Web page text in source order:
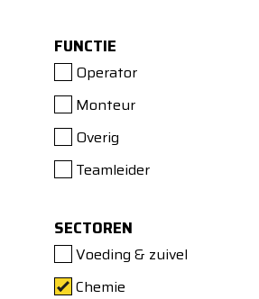
FUNCTIE
Operator
Monteur
Overig
Teamleider
SECTOREN
Voeding & zuivel
Chemie